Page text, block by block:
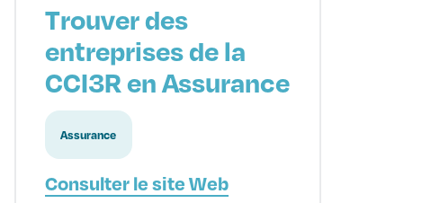
Trouver des
entreprises de la
CCI3R en Assurance
Assurance
Consulter le site Web